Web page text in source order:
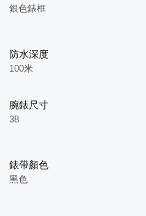
銀色錶框
防水深度
100米
腕錶尺寸
38
錶帶顏色
黑色